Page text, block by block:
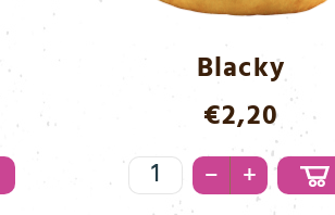
Blacky
€2,20
Blacky
Menge
– +